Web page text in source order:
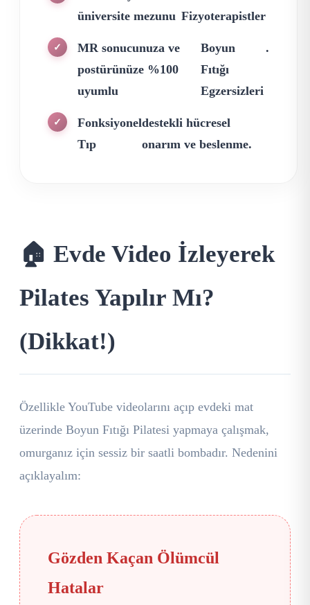
üniversite mezunu Fizyoterapistler
✓
MR sonucunuza ve
postürünüze %100
uyumlu
Boyun
Fıtığı
Egzersizleri
.
✓
Fonksiyonel
Tıp
destekli hücresel
onarım ve beslenme.
🏠 Evde Video İzleyerek
Pilates Yapılır Mı?
(Dikkat!)
Özellikle YouTube videolarını açıp evdeki mat
üzerinde Boyun Fıtığı Pilatesi yapmaya çalışmak,
omurganız için sessiz bir saatli bombadır. Nedenini
açıklayalım:
Gözden Kaçan Ölümcül
Hatalar